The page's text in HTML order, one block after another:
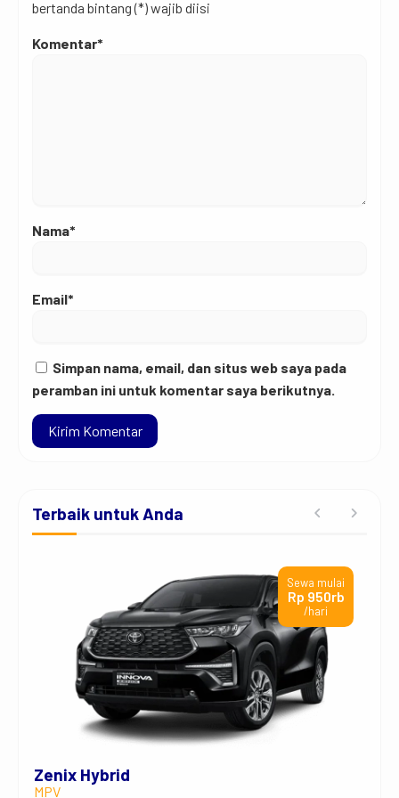
bertanda bintang (*) wajib diisi
Komentar*
Nama*
Email*
Simpan nama, email, dan situs web saya pada
peramban ini untuk komentar saya berikutnya.
Terbaik untuk Anda
Zenix Hybrid
MPV
Sewa mulai
Rp 950rb
/hari